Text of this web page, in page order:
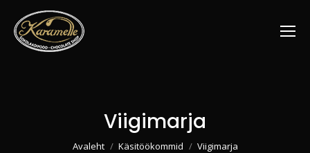
Viigimarja
You are here:
Avaleht Käsitöökommid Viigimarja